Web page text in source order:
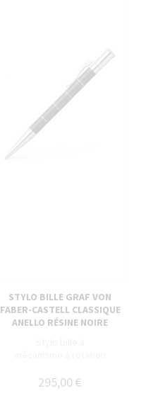
STYLO BILLE GRAF VON
FABER-CASTELL CLASSIQUE
ANELLO RÉSINE NOIRE
295,00 €